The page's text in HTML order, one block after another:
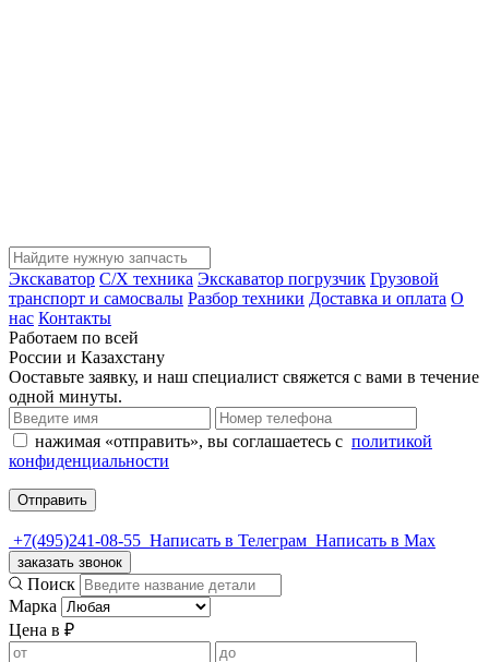
Экскаватор С/Х техника Экскаватор погрузчик Грузовой
транспорт и самосвалы Разбор техники Доставка и оплата О
нас Контакты
Работаем по всей
России и Казахстану
Ооставьте заявку, и наш специалист свяжется с вами в течение
одной минуты.
нажимая «отправить», вы соглашаетесь с политикой
конфиденциальности
Отправить
+7(495)241-08-55 Написать в Телеграм Написать в Мах
заказать звонок
Поиск
Марка
Цена в ₽